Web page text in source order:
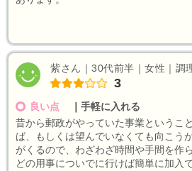
紫さん｜30代前半｜女性｜調
3
良い点
手軽に入れる
昔から郵政がやっていた事業というこ
ば、もしくは望んでいなくても向こう
がくるので、わざわざ時間や手間を作
どの用事についでに行けば簡単に加入で